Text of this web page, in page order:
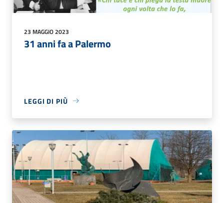
23 MAGGIO 2023
31 anni fa a Palermo
LEGGI DI PIÙ